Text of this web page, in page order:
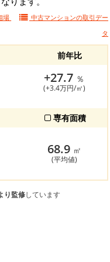
場 中古マンションの取引デー
タ
前年比
+27.7 ％
(+3.4万円/㎡)
専有面積
68.9 ㎡
(平均値)
り監修しています